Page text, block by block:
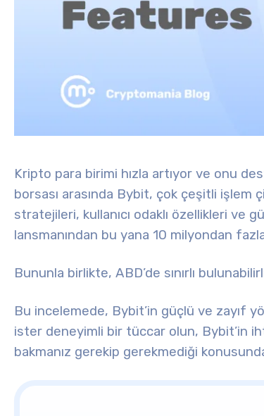
Kripto para birimi hızla artıyor ve onu
borsası arasında Bybit, çok çeşitli işlem
stratejileri, kullanıcı odaklı özellikleri ve
lansmanından bu yana 10 milyondan
Bununla birlikte, ABD’de sınırlı
Bu incelemede, Bybit’in güçlü ve zayıf
ister deneyimli bir tüccar olun, Bybit’in
bakmanız gerekip gerekmediği